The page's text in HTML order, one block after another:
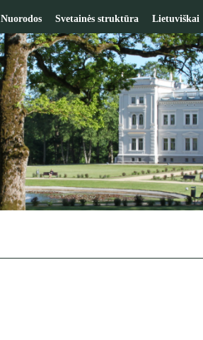
Nuorodos Svetainės struktūra Lietuviškai